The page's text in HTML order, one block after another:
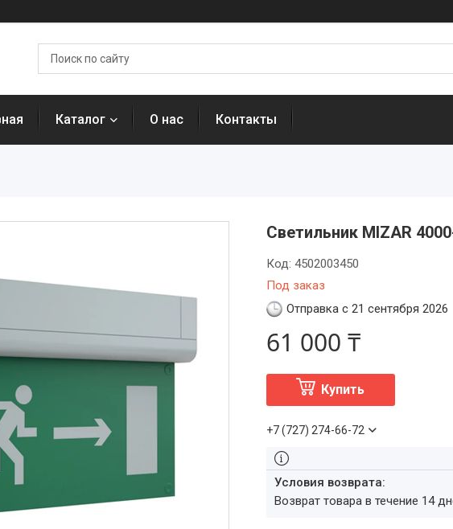
Каталог О нас Контакты
Светильник MIZAR
Под заказ
Код: 4502003450
Отправка с 21 сентября 2026
61 000 ₸
Купить
+7 (727) 274-66-72
возврат товара в течение 14